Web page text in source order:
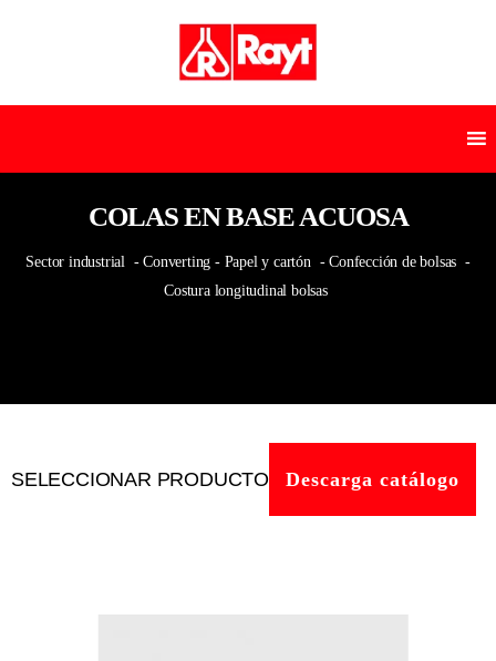
COLAS EN BASE ACUOSA
Sector industrial - Converting - Papel y cartón - Confección de bolsas -
Costura longitudinal bolsas
SELECCIONAR PRODUCTO Descarga catálogo